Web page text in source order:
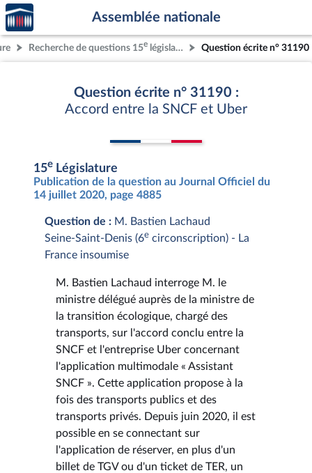
Aller au contenu
Aller en bas de la page
Accèder
à la
page
d'accueil
Assemblée nationale
Recherche de questions 15e législature Question écrite n° 31190
Question écrite n° 31190 :
Accord entre la SNCF et Uber
15e Législature
Publication de la question au Journal Officiel du
14 juillet 2020, page 4885
Question de : M. Bastien Lachaud
Seine-Saint-Denis (6e circonscription) - La
France insoumise
M. Bastien Lachaud interroge M. le
ministre délégué auprès de la ministre de
la transition écologique, chargé des
transports, sur l'accord conclu entre la
SNCF et l'entreprise Uber concernant
l'application multimodale « Assistant
SNCF ». Cette application propose à la
fois des transports publics et des
transports privés. Depuis juin 2020, il est
possible en se connectant sur
l'application de réserver, en plus d'un
billet de TGV ou d'un ticket de TER, un